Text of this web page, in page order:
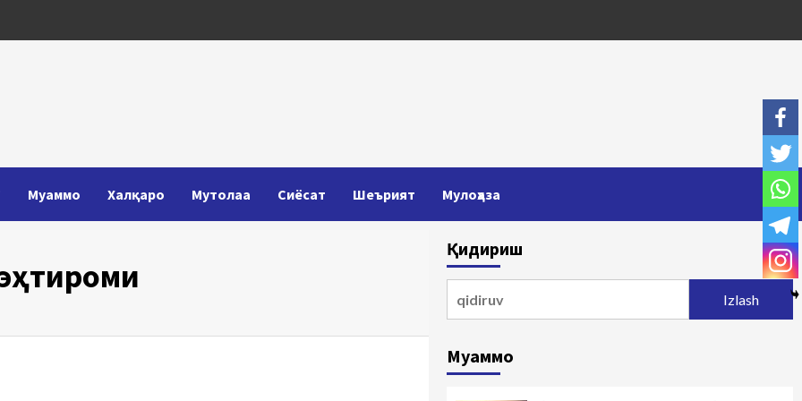
Муаммо Халқаро Мутолаа Сиёсат Шеърият Мулоҳаза
Қидириш
Муаммо